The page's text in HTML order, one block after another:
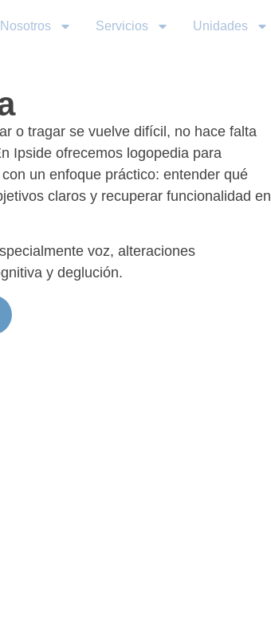
Nosotros Servicios Unidades
o tragar se vuelve difícil, no hace falta
Ipside ofrecemos logopedia para
con un enfoque práctico: entender qué
claros y recuperar funcionalidad en
voz, alteraciones
y deglución.